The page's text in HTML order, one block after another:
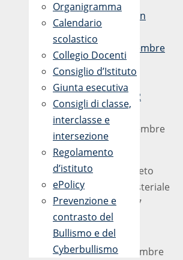
admin
Novembre
2018
-
13:02
23
Novembre
Decreto
Ministeriale
n.727
novembre
Organigramma
Calendario
scolastico
Collegio Docenti
Consiglio d’Istituto
Giunta esecutiva
Consigli di classe,
interclasse e
intersezione
Regolamento
d’istituto
ePolicy
Prevenzione e
contrasto del
Bullismo e del
Cyberbullismo